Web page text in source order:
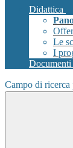
Didattica
Le
I
Campo di ricerca